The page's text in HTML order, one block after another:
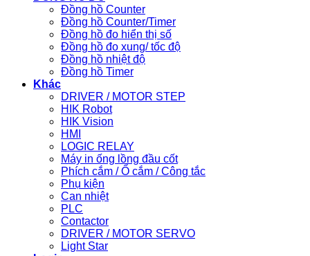
Đồng hồ Counter
Đồng hồ Counter/Timer
Đồng hồ đo hiển thị số
Đồng hồ đo xung/ tốc độ
Đồng hồ nhiệt độ
Đồng hồ Timer
Khác
DRIVER / MOTOR STEP
HIK Robot
HIK Vision
HMI
LOGIC RELAY
Máy in ống lồng đầu cốt
Phích cắm / Ổ cắm / Công tắc
Phụ kiện
Can nhiệt
PLC
Contactor
DRIVER / MOTOR SERVO
Light Star